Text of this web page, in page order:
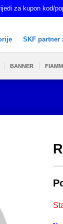
za kupon kod/
SKF partner
BANNER FIAMM